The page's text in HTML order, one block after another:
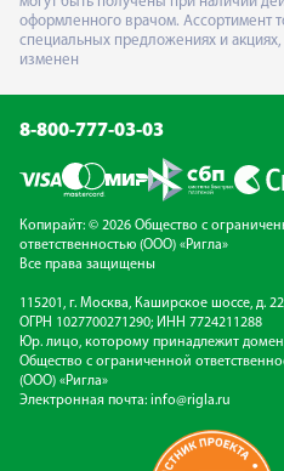
оформленного врачом. Ассортимент
специальных предложениях и
изменен
8-800-777-03-03
Копирайт: © 2026 Общество с
ответственностью (ООО) «Ригла»
Все права защищены
115201, г. Москва, Каширское шоссе, д.
ОГРН 1027700271290; ИНН 7724211288
Юр. лицо, которому принадлежит
Общество с ограниченной
(ООО) «Ригла»
Электронная почта: info@rigla.ru